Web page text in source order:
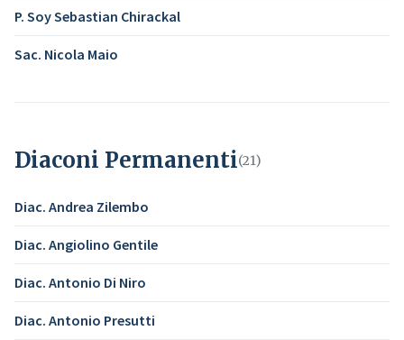
P. Soy Sebastian Chirackal
Sac. Nicola Maio
Diaconi Permanenti(21)
Diac. Andrea Zilembo
Diac. Angiolino Gentile
Diac. Antonio Di Niro
Diac. Antonio Presutti